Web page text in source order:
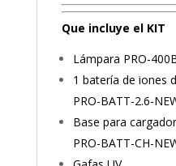
Que incluye el KIT
Lámpara PRO-
1 batería de iones
PRO-BATT-2.6-
Base para
PRO-BATT-CH-